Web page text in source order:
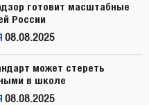
готовит масштабные
России
08.08.2025
может стереть
в школе
08.08.2025